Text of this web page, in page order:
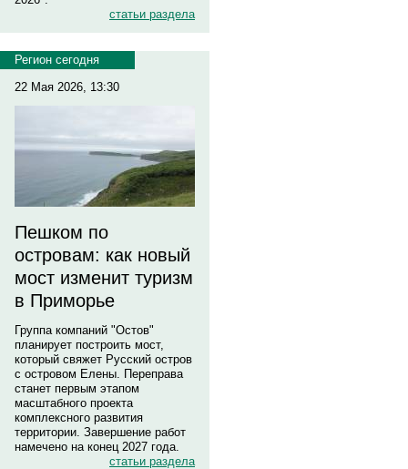
статьи раздела
Регион сегодня
22 Мая 2026, 13:30
Пешком по
островам: как новый
мост изменит туризм
в Приморье
Группа компаний "Остов"
планирует построить мост,
который свяжет Русский остров
с островом Елены. Переправа
станет первым этапом
масштабного проекта
комплексного развития
территории. Завершение работ
намечено на конец 2027 года.
статьи раздела